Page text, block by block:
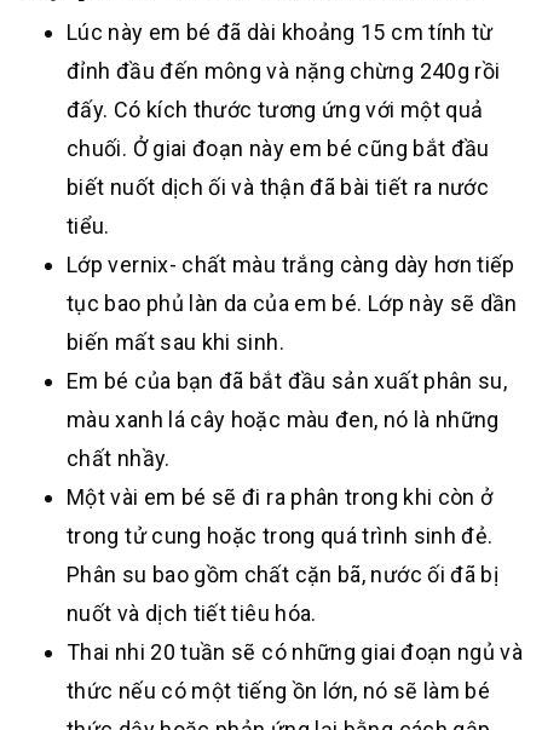
Lúc này em bé đã dài khoảng 15 cm tính từ
đỉnh đầu đến mông và nặng chừng 240g rồi
đấy. Có kích thước tương ứng với một quả
chuối. Ở giai đoạn này em bé cũng bắt đầu
biết nuốt dịch ối và thận đã bài tiết ra nước
tiểu.
Lớp vernix- chất màu trắng càng dày hơn tiếp
tục bao phủ làn da của em bé. Lớp này sẽ dần
biến mất sau khi sinh.
Em bé của bạn đã bắt đầu sản xuất phân su,
màu xanh lá cây hoặc màu đen, nó là những
chất nhầy.
Một vài em bé sẽ đi ra phân trong khi còn ở
trong tử cung hoặc trong quá trình sinh đẻ.
Phân su bao gồm chất cặn bã, nước ối đã bị
nuốt và dịch tiết tiêu hóa.
Thai nhi 20 tuần sẽ có những giai đoạn ngủ và
thức nếu có một tiếng ồn lớn, nó sẽ làm bé